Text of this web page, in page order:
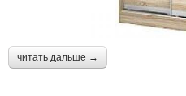
читать дальше →